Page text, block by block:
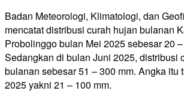
Badan Meteorologi, Klimatologi, dan
mencatat distribusi curah hujan bulanan
Probolinggo bulan Mei 2025 sebesar 20
Sedangkan di bulan Juni 2025, distribusi
bulanan sebesar 51 – 300 mm. Angka itu
2025 yakni 21 – 100 mm.